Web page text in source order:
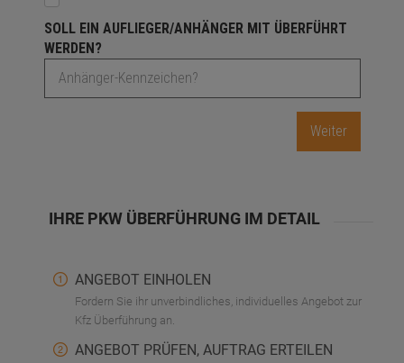
IHRE PKW ÜBERFÜHRUNG IM DETAIL
ANGEBOT EINHOLEN
Fordern Sie ihr unverbindliches, individuelles Angebot zur
Kfz Überführung an.
ANGEBOT PRÜFEN, AUFTRAG ERTEILEN